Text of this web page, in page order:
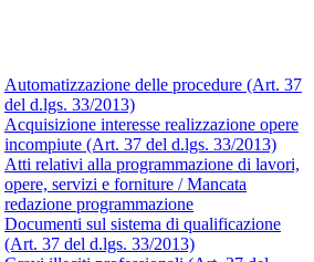
Automatizzazione delle procedure (Art. 37
del d.lgs. 33/2013)
Acquisizione interesse realizzazione opere
incompiute (Art. 37 del d.lgs. 33/2013)
Atti relativi alla programmazione di lavori,
opere, servizi e forniture / Mancata
redazione programmazione
Documenti sul sistema di qualificazione
(Art. 37 del d.lgs. 33/2013)